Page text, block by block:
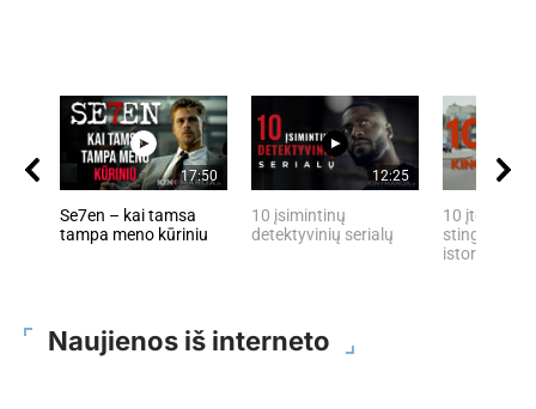
17:50
Se7en – kai tamsa
tampa meno kūriniu
12:25
10 įsimintinų
detektyvinių serialų
10 įtemptų,
stingdančių
istorijų
Naujienos iš interneto